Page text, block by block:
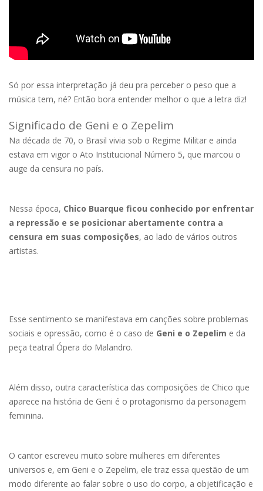
Só por essa interpretação já deu pra perceber o peso que a
música tem, né? Então bora entender melhor o que a letra diz!
Significado de Geni e o Zepelim
Na década de 70, o Brasil vivia sob o Regime Militar e ainda
estava em vigor o Ato Institucional Número 5, que marcou o
auge da censura no país.
Nessa época, Chico Buarque ficou conhecido por enfrentar
a repressão e se posicionar abertamente contra a
censura em suas composições, ao lado de vários outros
artistas.
Esse sentimento se manifestava em canções sobre problemas
sociais e opressão, como é o caso de Geni e o Zepelim e da
peça teatral Ópera do Malandro.
Além disso, outra característica das composições de Chico que
aparece na história de Geni é o protagonismo da personagem
feminina.
O cantor escreveu muito sobre mulheres em diferentes
universos e, em Geni e o Zepelim, ele traz essa questão de um
modo diferente ao falar sobre o uso do corpo, a objetificação e